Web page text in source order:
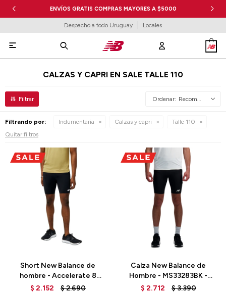
ENVÍOS GRATIS COMPRAS MAYORES A $5000
Despacho a todo Uruguay Locales

CALZAS Y CAPRI EN SALE TALLE 110
Recomendados
Filtrando por: Indumentaria Calzas y capri
Talle 110
Quitar filtros
Short New Balance de
hombre - Accelerate 8
INCH - MS31245BK - BLACK
$ 2.152 $2.690
Calza New Balance de
Hombre - MS33283BK -
BLACK
$ 2.712 $3.390